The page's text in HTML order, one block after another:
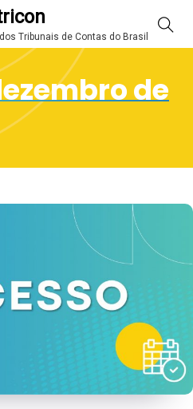
Tribunais de Contas do Brasil
de